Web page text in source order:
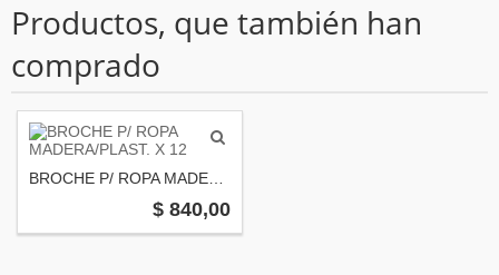
Productos, que también han
comprado
$ 840,00